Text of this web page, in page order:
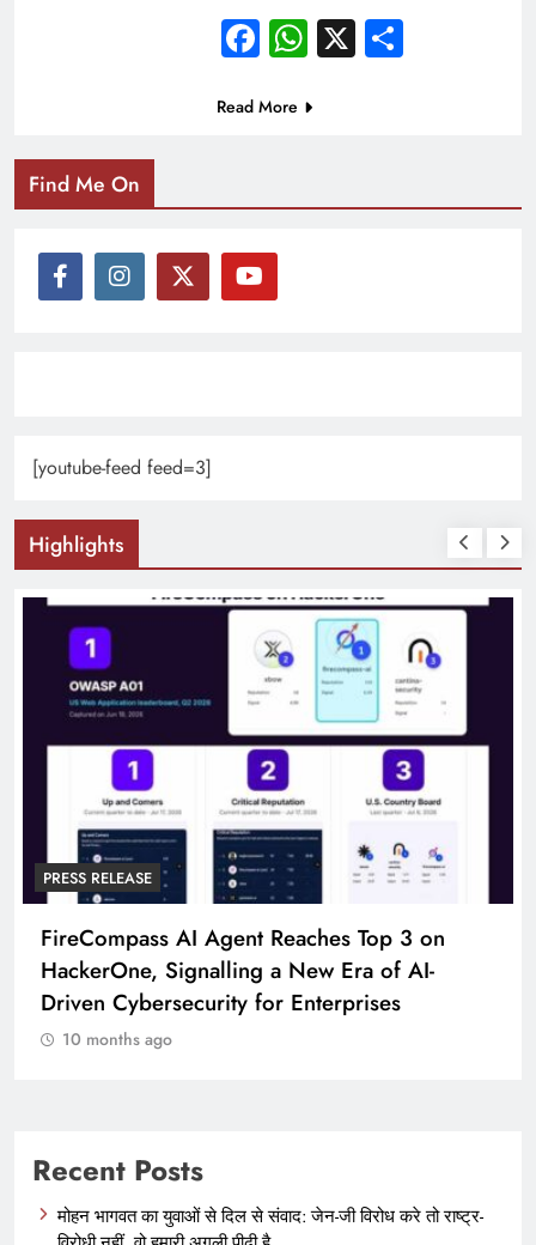
Facebook
WhatsApp
X Share
Read More
Find Me On
[youtube-feed feed=3]
Highlights
PRESS RELEASE
FireCompass AI Agent Reaches Top 3 on
HackerOne, Signalling a New Era of AI-
Driven Cybersecurity for Enterprises
10 months ago
Recent Posts
मोहन भागवत का युवाओं से दिल से संवाद: जेन-जी विरोध करे तो राष्ट्र-